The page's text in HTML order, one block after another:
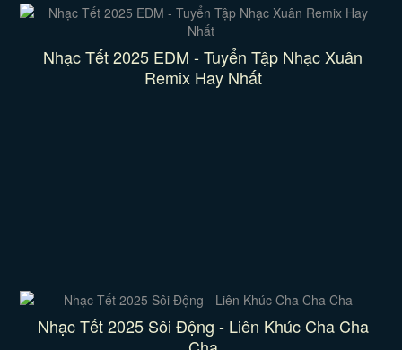
Nhạc Tết 2025 EDM - Tuyển Tập Nhạc Xuân
Remix Hay Nhất
Nhạc Tết 2025 Sôi Động - Liên Khúc Cha Cha